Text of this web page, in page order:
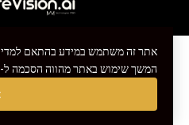
אתר זה משתמש במידע בהתאם
המשך שימוש באתר מהווה הסכמה ל-
Open chaty